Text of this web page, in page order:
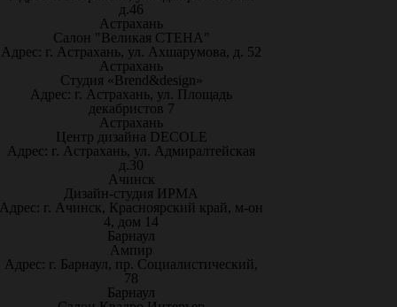
д.46
Астрахань
Салон "Великая СТЕНА"
Адрес: г. Астрахань, ул. Ахшарумова, д. 52
Астрахань
Студия «Brend&design»
Адрес: г. Астрахань, ул. Площадь
декабристов 7
Астрахань
Центр дизайна DECOLE
Адрес: г. Астрахань, ул. Адмиралтейская
д.30
Ачинск
Дизайн-студия ИРМА
Адрес: г. Ачинск, Красноярский край, м-он
4, дом 14
Барнаул
Ампир
Адрес: г. Барнаул, пр. Социалистический,
78
Барнаул